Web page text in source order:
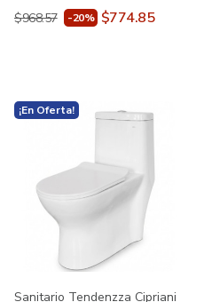
$968.57 -20% $774.85
¡En Oferta!
Sanitario Tendenzza Cipriani